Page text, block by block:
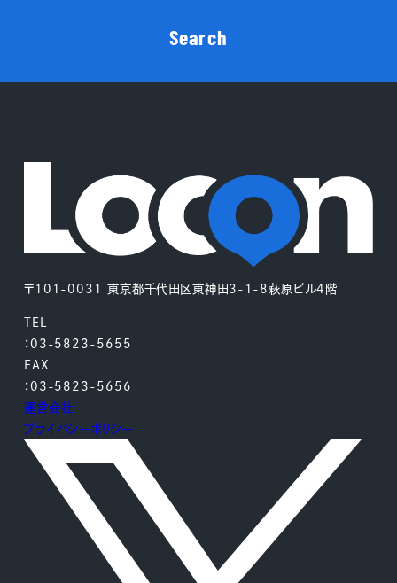
〒101-0031 東京都千代田区東神田3-1-8萩原ビル4階
TEL
：03-5823-5655
FAX
：03-5823-5656
運営会社
プライバシーポリシー
Search